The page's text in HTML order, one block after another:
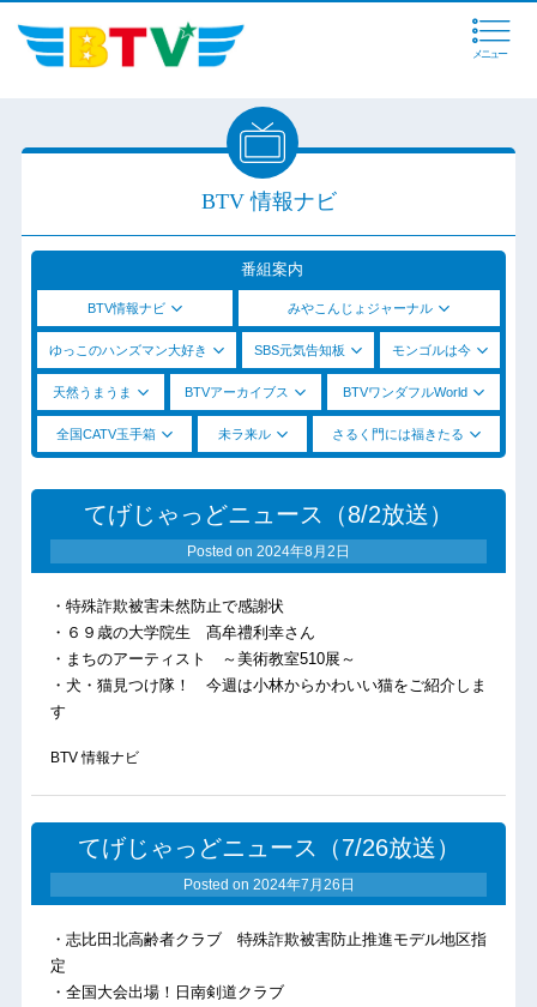
メニュー
BTV 情報ナビ
番組案内
BTV情報ナビ みやこんじょジャーナル
ゆっこのハンズマン大好き SBS元気告知板 モンゴルは今
天然うまうま BTVアーカイブス BTVワンダフルWorld
全国CATV玉手箱 未ラ来ル さるく門には福きたる
てげじゃっどニュース（8/2放送）
Posted on 2024年8月2日
・特殊詐欺被害未然防止で感謝状
・６９歳の大学院生 髙牟禮利幸さん
・まちのアーティスト ～美術教室510展～
・犬・猫見つけ隊！ 今週は小林からかわいい猫をご紹介しま
す
BTV 情報ナビ
てげじゃっどニュース（7/26放送）
Posted on 2024年7月26日
・志比田北高齢者クラブ 特殊詐欺被害防止推進モデル地区指
定
・全国大会出場！日南剣道クラブ